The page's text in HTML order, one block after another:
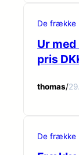
De frække
Ur
pris
thomas/
De frække